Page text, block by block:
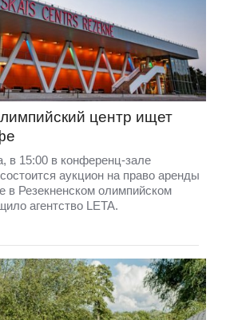
центр ищет
в 15:00 в конференц-зале
аукцион на право аренды
в Резекненском олимпийском
агентство LETA.